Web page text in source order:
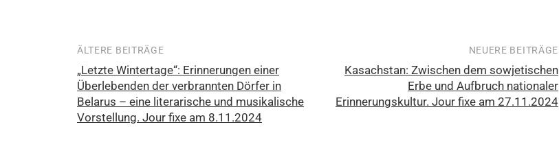
Beitragsnavigation
ÄLTERE BEITRÄGE
„Letzte Wintertage“: Erinnerungen einer
Überlebenden der verbrannten Dörfer in
Belarus – eine literarische und musikalische
Vorstellung. Jour fixe am 8.11.2024
NEUERE BEITRÄGE
Kasachstan: Zwischen dem sowjetischen
Erbe und Aufbruch nationaler
Erinnerungskultur. Jour fixe am 27.11.2024